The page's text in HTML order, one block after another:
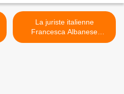
La juriste italienne
Francesca Albanese
reconduite rapporteure